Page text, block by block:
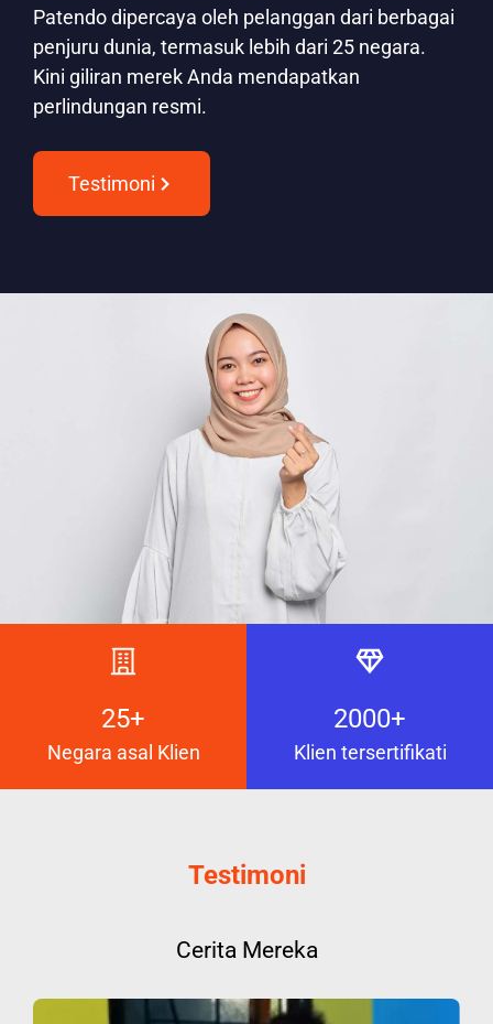
Patendo dipercaya oleh pelanggan dari berbagai
penjuru dunia, termasuk lebih dari 25 negara.
Kini giliran merek Anda mendapatkan
perlindungan resmi.
Testimoni
25+
Negara asal Klien
2000+
Klien tersertifikati
Testimoni
Cerita Mereka